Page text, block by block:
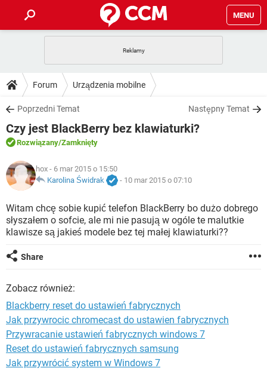
MENU
GRY WHATSAPP
SPOTIFY
INSTAGRAM FACEBOOK
WINDOWS 10
PORADY
PlayStation TIKTOK
SPOTIFY
INSTAGRAM
WINDOWS 10
DO POBRANIA
ANDROID TIKTOK
GRY
IOS
INSTAGRAM
WINDOWS 10
FORUM
COVID-19
GRY WHATSAPP
INSTAGRAM FACEBOOK
ARTYKUŁY
COVID-19
GRY WHATSAPP
SPOTIFY NETFLIX
INSTAGRAM
Forum Urządzenia mobilne
Poprzedni Temat Następny Temat
Czy jest BlackBerry bez klawiaturki?
Rozwiązany/Zamknięty
hox - 6 mar 2015 o 15:50
Karolina Świdrak
- 10 mar 2015 o 07:10
Witam chcę sobie kupić telefon BlackBerry bo dużo dobrego
słyszałem o sofcie, ale mi nie pasują w ogóle te malutkie
klawisze są jakieś modele bez tej małej klawiaturki??
Share
Zobacz również:
Blackberry reset do ustawień fabrycznych
Jak przywrocic chromecast do ustawien fabrycznych
Przywracanie ustawień fabrycznych windows 7
Reset do ustawień fabrycznych samsung
Jak przywrócić system w Windows 7